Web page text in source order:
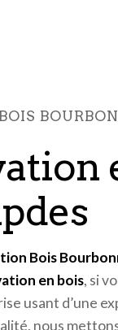
Bois
en bois, si
usant d’une
nous